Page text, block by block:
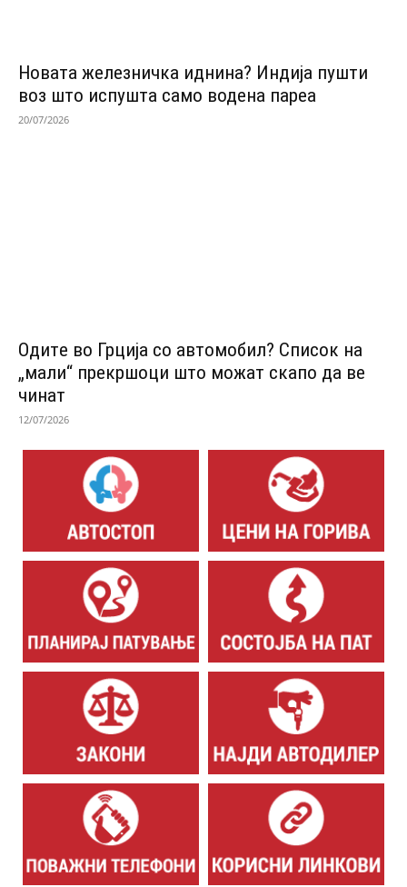
Новата железничка иднина? Индија пушти
воз што испушта само водена пареа
20/07/2026
Одитe во Грција со автомобил? Список на
„мали“ прекршоци што можат скапо да ве
чинат
12/07/2026